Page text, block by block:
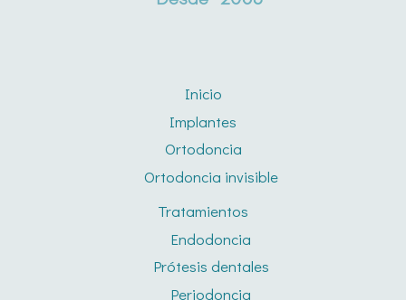
Inicio
Implantes
Ortodoncia
Ortodoncia invisible
Tratamientos
Endodoncia
Prótesis dentales
Periodoncia